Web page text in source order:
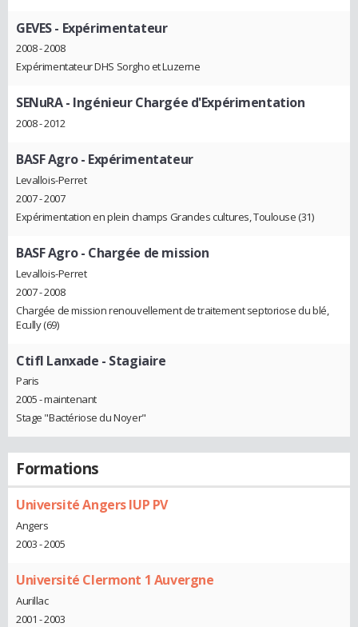
GEVES- Expérimentateur
2008 - 2008
Expérimentateur DHS Sorgho et Luzerne
SENuRA- Ingénieur Chargée d'Expérimentation
2008 - 2012
BASF Agro- Expérimentateur
Levallois-Perret
2007 - 2007
Expérimentation en plein champs Grandes cultures, Toulouse (31)
BASF Agro- Chargée de mission
Levallois-Perret
2007 - 2008
Chargée de mission renouvellement de traitement septoriose du blé,
Ecully (69)
Ctifl Lanxade - Stagiaire
Paris
2005 - maintenant
Stage "Bactériose du Noyer"
Formations
Université Angers IUP PV
Angers
2003 - 2005
Université Clermont 1 Auvergne
Aurillac
2001 - 2003